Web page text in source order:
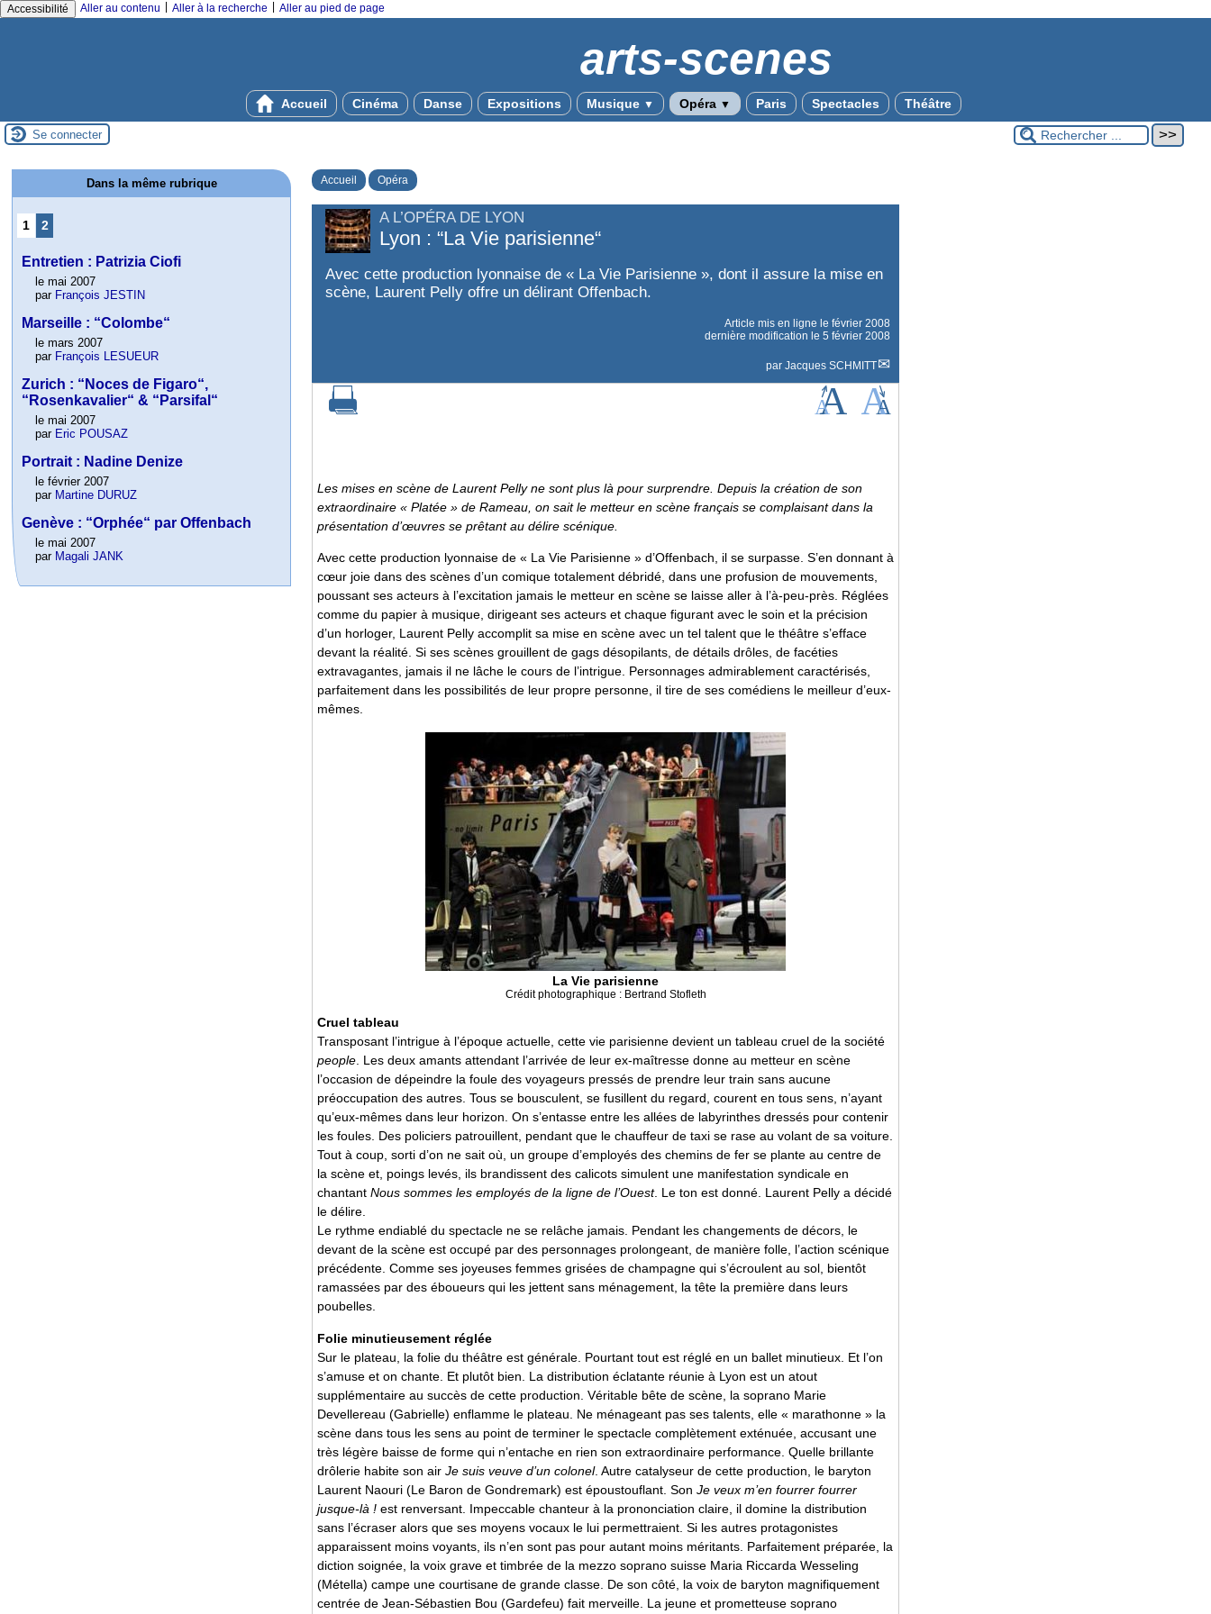
Accessibilité Aller au contenu Aller à la recherche Aller au pied de page
arts-scenes
Accueil Cinéma Danse Expositions Musique ▼ Opéra ▼ Paris Spectacles Théâtre
Se connecter
Accueil Opéra
A L’OPÉRA DE LYON
Lyon : “La Vie parisienne“
Avec cette production lyonnaise de « La Vie Parisienne », dont il assure la mise en
scène, Laurent Pelly offre un délirant Offenbach.
Article mis en ligne le février 2008
dernière modification le 5 février 2008
par Jacques SCHMITT
Les mises en scène de Laurent Pelly ne sont plus là pour surprendre. Depuis la création de son
extraordinaire « Platée » de Rameau, on sait le metteur en scène français se complaisant dans la
présentation d’œuvres se prêtant au délire scénique.
Avec cette production lyonnaise de « La Vie Parisienne » d’Offenbach, il se surpasse. S’en donnant à
cœur joie dans des scènes d’un comique totalement débridé, dans une profusion de mouvements,
poussant ses acteurs à l’excitation jamais le metteur en scène se laisse aller à l’à-peu-près. Réglées
comme du papier à musique, dirigeant ses acteurs et chaque figurant avec le soin et la précision
d’un horloger, Laurent Pelly accomplit sa mise en scène avec un tel talent que le théâtre s’efface
devant la réalité. Si ses scènes grouillent de gags désopilants, de détails drôles, de facéties
extravagantes, jamais il ne lâche le cours de l’intrigue. Personnages admirablement caractérisés,
parfaitement dans les possibilités de leur propre personne, il tire de ses comédiens le meilleur d’eux-
mêmes.
La Vie parisienne
Crédit photographique : Bertrand Stofleth
Cruel tableau
Transposant l’intrigue à l’époque actuelle, cette vie parisienne devient un tableau cruel de la société
people . Les deux amants attendant l’arrivée de leur ex-maîtresse donne au metteur en scène
l’occasion de dépeindre la foule des voyageurs pressés de prendre leur train sans aucune
préoccupation des autres. Tous se bousculent, se fusillent du regard, courent en tous sens, n’ayant
qu’eux-mêmes dans leur horizon. On s’entasse entre les allées de labyrinthes dressés pour contenir
les foules. Des policiers patrouillent, pendant que le chauffeur de taxi se rase au volant de sa voiture.
Tout à coup, sorti d’on ne sait où, un groupe d’employés des chemins de fer se plante au centre de
la scène et, poings levés, ils brandissent des calicots simulent une manifestation syndicale en
chantant Nous sommes les employés de la ligne de l’Ouest. Le ton est donné. Laurent Pelly a décidé
le délire.
Le rythme endiablé du spectacle ne se relâche jamais. Pendant les changements de décors, le
devant de la scène est occupé par des personnages prolongeant, de manière folle, l’action scénique
précédente. Comme ses joyeuses femmes grisées de champagne qui s’écroulent au sol, bientôt
ramassées par des éboueurs qui les jettent sans ménagement, la tête la première dans leurs
poubelles.
Folie minutieusement réglée
Sur le plateau, la folie du théâtre est générale. Pourtant tout est réglé en un ballet minutieux. Et l’on
s’amuse et on chante. Et plutôt bien. La distribution éclatante réunie à Lyon est un atout
supplémentaire au succès de cette production. Véritable bête de scène, la soprano Marie
Devellereau (Gabrielle) enflamme le plateau. Ne ménageant pas ses talents, elle « marathonne » la
scène dans tous les sens au point de terminer le spectacle complètement exténuée, accusant une
très légère baisse de forme qui n’entache en rien son extraordinaire performance. Quelle brillante
drôlerie habite son air Je suis veuve d’un colonel. Autre catalyseur de cette production, le baryton
Laurent Naouri (Le Baron de Gondremark) est époustouflant. Son Je veux m’en fourrer fourrer
jusque-là ! est renversant. Impeccable chanteur à la prononciation claire, il domine la distribution
sans l’écraser alors que ses moyens vocaux le lui permettraient. Si les autres protagonistes
apparaissent moins voyants, ils n’en sont pas pour autant moins méritants. Parfaitement préparée, la
diction soignée, la voix grave et timbrée de la mezzo soprano suisse Maria Riccarda Wesseling
(Métella) campe une courtisane de grande classe. De son côté, la voix de baryton magnifiquement
centrée de Jean-Sébastien Bou (Gardefeu) fait merveille. La jeune et prometteuse soprano
Dans la même rubrique
1 2
Entretien : Patrizia Ciofi
le mai 2007
par François JESTIN
Marseille : “Colombe“
le mars 2007
par François LESUEUR
Zurich : “Noces de Figaro“,
“Rosenkavalier“ & “Parsifal“
le mai 2007
par Eric POUSAZ
Portrait : Nadine Denize
le février 2007
par Martine DURUZ
Genève : “Orphée“ par Offenbach
le mai 2007
par Magali JANK